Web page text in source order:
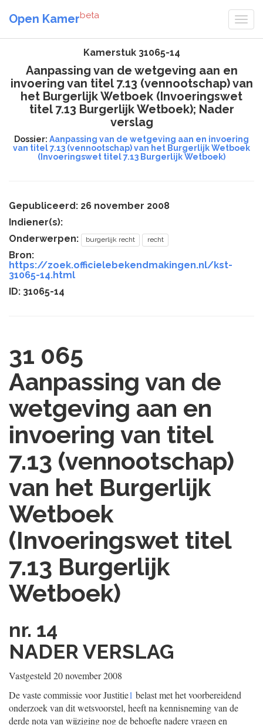
Open Kamerbeta
Kamerstuk 31065-14
Aanpassing van de wetgeving aan en
invoering van titel 7.13 (vennootschap) van
het Burgerlijk Wetboek (Invoeringswet
titel 7.13 Burgerlijk Wetboek); Nader
verslag
Dossier: Aanpassing van de wetgeving aan en invoering
van titel 7.13 (vennootschap) van het Burgerlijk Wetboek
(Invoeringswet titel 7.13 Burgerlijk Wetboek)
Gepubliceerd: 26 november 2008
Indiener(s):
Onderwerpen:
burgerlijk recht recht
Bron:
https://zoek.officielebekendmakingen.nl/kst-
31065-14.html
ID: 31065-14
31 065
Aanpassing van de
wetgeving aan en
invoering van titel
7.13 (vennootschap)
van het Burgerlijk
Wetboek
(Invoeringswet titel
7.13 Burgerlijk
Wetboek)
nr. 14
NADER VERSLAG
Vastgesteld 20 november 2008
De vaste commissie voor Justitie1 belast met het voorbereidend
onderzoek van dit wetsvoorstel, heeft na kennisneming van de
derde nota van wijziging nog de behoefte nadere vragen en